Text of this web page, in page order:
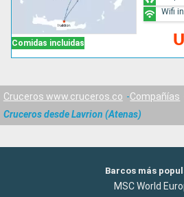
Comidas incluidas
Wifi
Cruceros www.cruceros.co Compañías
Cruceros desde Lavrion (Atenas)
Barcos más
MSC World